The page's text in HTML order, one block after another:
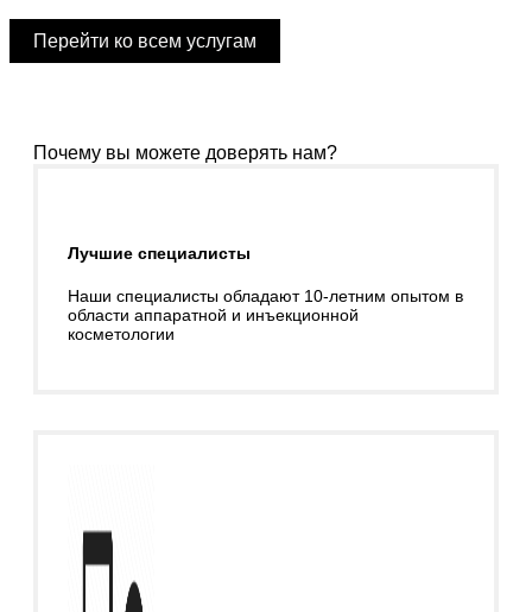
Перейти ко всем услугам
Почему вы можете доверять нам?
Лучшие специалисты
Наши специалисты обладают 10-летним опытом в
области аппаратной и инъекционной
косметологии